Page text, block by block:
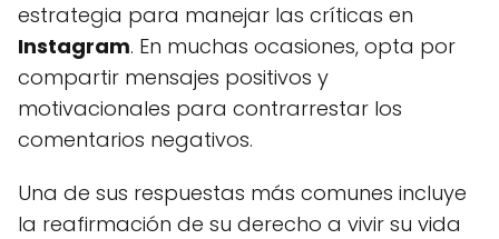
estrategia para manejar las críticas en
Instagram. En muchas ocasiones, opta por
compartir mensajes positivos y
motivacionales para contrarrestar los
comentarios negativos.
Una de sus respuestas más comunes incluye
la reafirmación de su derecho a vivir su vida